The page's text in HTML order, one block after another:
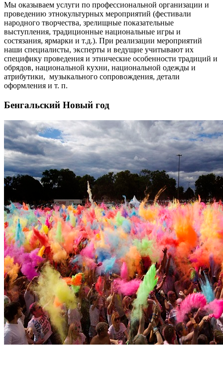
Мы оказываем услуги по профессиональной организации и
проведению этнокультурных мероприятий (фестивали
народного творчества, зрелищные показательные
выступления, традиционные национальные игры и
состязания, ярмарки и т.д.). При реализации мероприятий
наши специалисты, эксперты и ведущие учитывают их
специфику проведения и этнические особенности традиций и
обрядов, национальной кухни, национальной одежды и
атрибутики, музыкального сопровождения, детали
оформления и т. п.
Бенгальский Новый год